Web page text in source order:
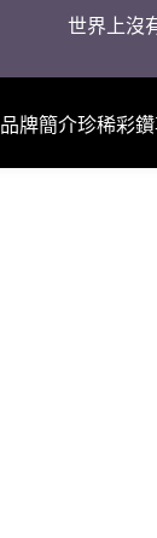
世界上沒
品牌簡介珍稀彩鑽